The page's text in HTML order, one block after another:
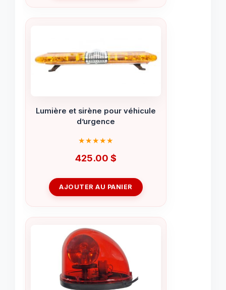
Lumière et sirène pour véhicule
d’urgence
425.00 $
AJOUTER AU PANIER